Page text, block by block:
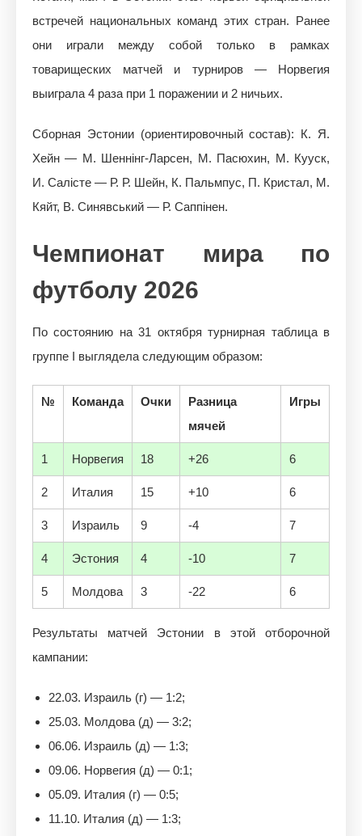
встречей национальных команд этих стран. Ранее
они играли между собой только в рамках
товарищеских матчей и турниров — Норвегия
выиграла 4 раза при 1 поражении и 2 ничьих.
Сборная Эстонии (ориентировочный состав): К. Я.
Хейн — М. Шеннінг-Ларсен, М. Пасюхин, М. Кууск,
И. Салісте — Р. Р. Шейн, К. Пальмпус, П. Кристал, М.
Кяйт, В. Синявський — Р. Саппінен.
Чемпионат мира по
футболу 2026
По состоянию на 31 октября турнирная таблица в
группе I выглядела следующим образом:
№ Команда Очки
Разница
мячей
Игры
1 Норвегия 18 +26 6
2 Италия 15 +10 6
3 Израиль 9 -4 7
4 Эстония 4 -10 7
5 Молдова 3 -22 6
Результаты матчей Эстонии в этой отборочной
кампании:
22.03. Израиль (г) — 1:2;
25.03. Молдова (д) — 3:2;
06.06. Израиль (д) — 1:3;
09.06. Норвегия (д) — 0:1;
05.09. Италия (г) — 0:5;
11.10. Италия (д) — 1:3;